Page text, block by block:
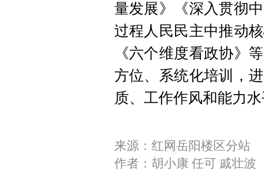
量发展》《深入贯彻
过程人民民主中推动
《六个维度看政协》
方位、系统化培训，
质、工作作风和能力
来源：红网岳阳楼区分站
作者：胡小康 任可 戚壮波